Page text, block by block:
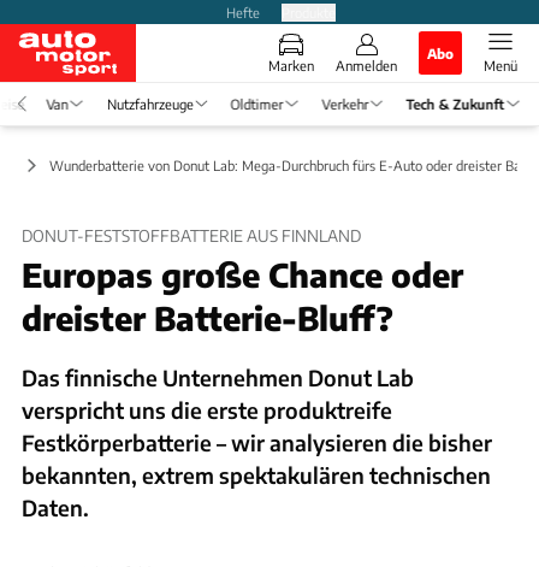
Hefte
Marken Anmelden
Abo
Menü
Van Nutzfahrzeuge Oldtimer Verkehr Tech & Zukunft
Wunderbatterie von Donut Lab: Mega-Durchbruch fürs E-Auto oder dreister
DONUT-FESTSTOFFBATTERIE AUS FINNLAND
Europas große Chance oder
dreister Batterie-Bluff?
Das finnische Unternehmen Donut Lab
verspricht uns die erste produktreife
Festkörperbatterie – wir analysieren die bisher
bekannten, extrem spektakulären technischen
Daten.